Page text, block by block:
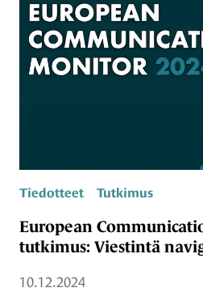
Tiedotteet Tutkimus
European
tutkimus: Viestintä
10.12.2024